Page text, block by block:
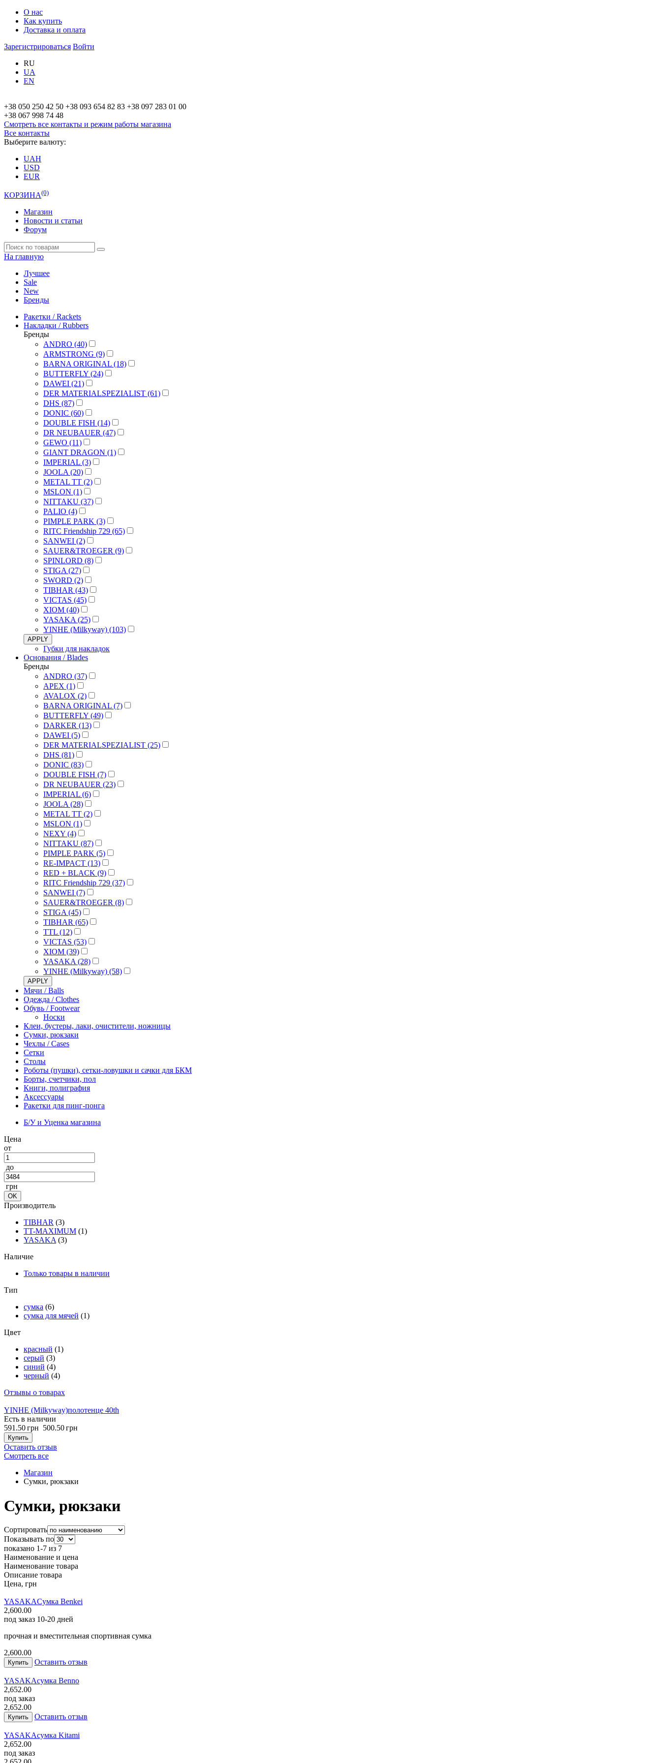
О нас
Как купить
Доставка и оплата
Зарегистрироваться Войти
RU
UA
EN
+38 050 250 42 50 +38 093 654 82 83 +38 097 283 01 00
+38 067 998 74 48
Смотреть все контакты и режим работы магазина
Все контакты
Выберите валюту:
UAH
USD
EUR
КОРЗИНА(0)
Магазин
Новости и статьи
Форум
На главную
Лучшее
Sale
New
Бренды
Ракетки / Rackets
Накладки / Rubbers
Бренды
ANDRO (40)
ARMSTRONG (9)
BARNA ORIGINAL (18)
BUTTERFLY (24)
DAWEI (21)
DER MATERIALSPEZIALIST (61)
DHS (87)
DONIC (60)
DOUBLE FISH (14)
DR NEUBAUER (47)
GEWO (11)
GIANT DRAGON (1)
IMPERIAL (3)
JOOLA (20)
METAL TT (2)
MSLON (1)
NITTAKU (37)
PALIO (4)
PIMPLE PARK (3)
RITC Friendship 729 (65)
SANWEI (2)
SAUER&TROEGER (9)
SPINLORD (8)
STIGA (27)
SWORD (2)
TIBHAR (43)
VICTAS (45)
XIOM (40)
YASAKA (25)
YINHE (Milkyway) (103)
APPLY
Губки для накладок
Основания / Blades
Бренды
ANDRO (37)
APEX (1)
AVALOX (2)
BARNA ORIGINAL (7)
BUTTERFLY (49)
DARKER (13)
DAWEI (5)
DER MATERIALSPEZIALIST (25)
DHS (81)
DONIC (83)
DOUBLE FISH (7)
DR NEUBAUER (23)
IMPERIAL (6)
JOOLA (28)
METAL TT (2)
MSLON (1)
NEXY (4)
NITTAKU (87)
PIMPLE PARK (5)
RE-IMPACT (13)
RED + BLACK (9)
RITC Friendship 729 (37)
SANWEI (7)
SAUER&TROEGER (8)
STIGA (45)
TIBHAR (65)
TTL (12)
VICTAS (53)
XIOM (39)
YASAKA (28)
YINHE (Milkyway) (58)
APPLY
Мячи / Balls
Одежда / Clothes
Обувь / Footwear
Носки
Клеи, бустеры, лаки, очистители, ножницы
Сумки, рюкзаки
Чехлы / Cases
Сетки
Столы
Роботы (пушки), сетки-ловушки и сачки для БКМ
Борты, счетчики, пол
Книги, полиграфия
Аксессуары
Ракетки для пинг-понга
Б/У и Уценка магазина
Цена
от
до
грн
Производитель
TIBHAR (3)
TT-MAXIMUM (1)
YASAKA (3)
Наличие
Только товары в наличии
Тип
сумка (6)
сумка для мячей (1)
Цвет
красный (1)
серый (3)
синий (4)
черный (4)
Отзывы о товарах
YINHE (Milkyway)полотенце 40th
Есть в наличии
591.50 грн 500.50 грн
Купить
Оставить отзыв
Cмотреть все
Магазин
Сумки, рюкзаки
Сумки, рюкзаки
Сортировать
Показывать по
показано 1-7 из 7
Наименование и цена
Наименование товара
Описание товара
Цена, грн
YASAKAСумка Benkei
2,600.00
под заказ 10-20 дней
прочная и вместительная спортивная сумка
2,600.00
Купить Оставить отзыв
YASAKAсумка Benno
2,652.00
под заказ
2,652.00
Купить Оставить отзыв
YASAKAсумка Kitami
2,652.00
под заказ